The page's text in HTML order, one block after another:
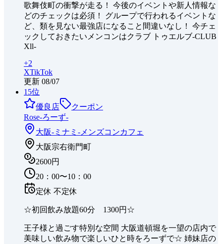
歌舞伎町の衝撃が走る！ 今後のイベントや新人情報な
どのチェックは必須！ グループで行われるイベントな
ど、類を見ない最強店になること間違いなし！ 今チェ
ックしておきたいメンコンはクラブ トゥエルブ-CLUB
Xll-
+2
XTikTok
更新 08/07
15位
優良店
クーポン
Rose-ろーず-
大阪-ミナミ- メンズコンカフェ
大阪宗右衛門町
2600円
20：00〜10：00
定休 不定休
☆初回飲み放題60分 1300円☆
王子様と過ごす特別な空間 大阪道頓堀を一望の店内で
美味しい飲み物で楽しいひと時をろーずで☆ 姉妹店の